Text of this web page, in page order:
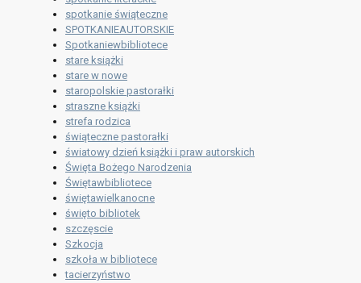
spotkanie świąteczne
SPOTKANIEAUTORSKIE
Spotkaniewbibliotece
stare książki
stare w nowe
staropolskie pastorałki
straszne książki
strefa rodzica
świąteczne pastorałki
światowy dzień książki i praw autorskich
Święta Bożego Narodzenia
Świętawbibliotece
świętawielkanocne
święto bibliotek
szczęscie
Szkocja
szkoła w bibliotece
tacierzyństwo